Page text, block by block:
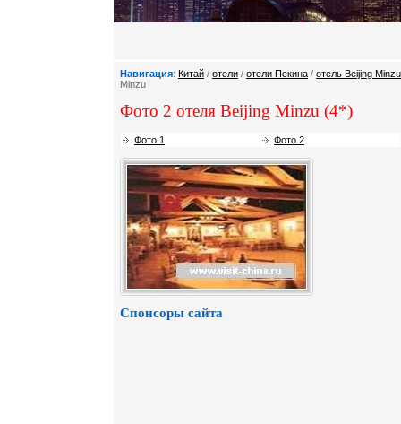
Навигация: Китай / отели / отели Пекина / отель Beijing Minzu
Minzu
Фото 2 отеля Beijing Minzu (4*)
Фото 1 Фото 2
Спонсоры сайта